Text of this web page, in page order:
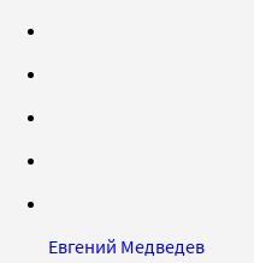
Евгений Медведев